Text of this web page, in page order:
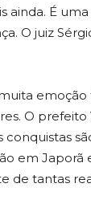
ainda. É
O juiz
O
em
de tantas